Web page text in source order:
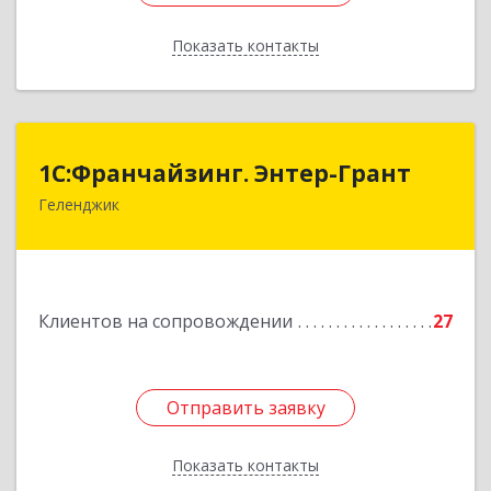
Показать контакты
Назад
1С:Франчайзинг. Энтер-Грант
Геленджик
Клиентов на сопровождении 27
Отправить заявку
Показать контакты
1С:Франчайзинг. Энтер-Грант
353467, Краснодарский край, Геленджик г,
Отправить заявку
Назад